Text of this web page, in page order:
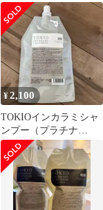
イルトリートメント
100ml レモングラスの
香り
¥2,100
TOKIOインカラミシャ
ンプー（プラチナ
ム） のみ